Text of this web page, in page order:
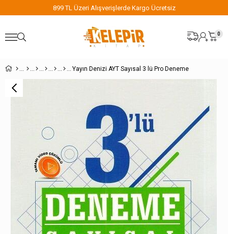
899 TL Üzeri Alışverişlerde Kargo Ücretsiz
0
Yayın Denizi AYT Sayısal 3 lü Pro Deneme